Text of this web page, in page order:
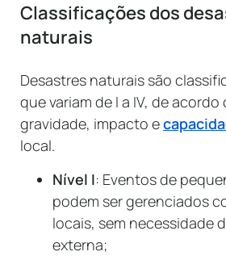
Classificações dos
naturais
Desastres naturais são
que variam de I a IV, de acordo
gravidade, impacto e
local.
Nível I: Eventos de
podem ser gerenciados
locais, sem necessidade
externa;